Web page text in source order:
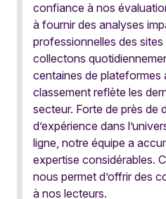
confiance à nos
à fournir des analyses
professionnelles des
collectons
centaines de plateformes
classement reflète les
secteur. Forte de près de
d’expérience dans
ligne, notre équipe a
expertise considérables.
nous permet d’offrir des
à nos lecteurs.